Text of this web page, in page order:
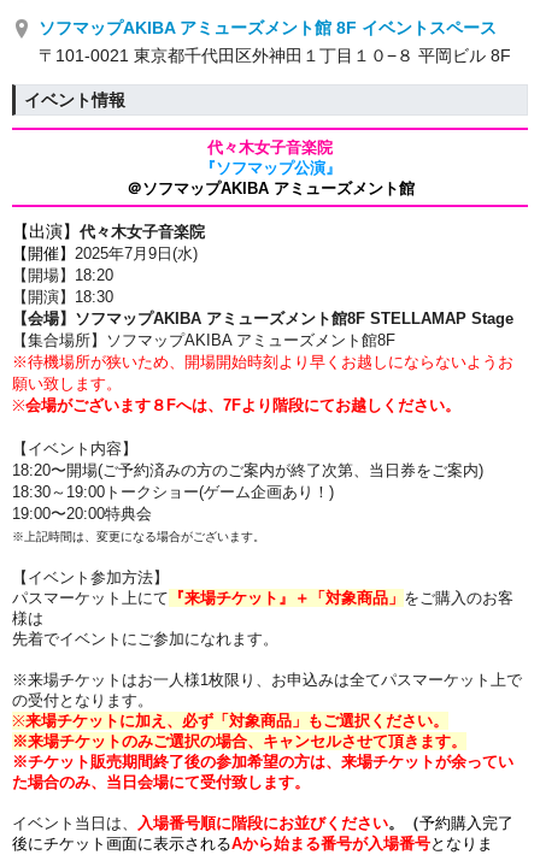
ソフマップAKIBA アミューズメント館 8F イベントスペース
〒101-0021 東京都千代田区外神田１丁目１０−８ 平岡ビル 8F
イベント情報
代々木女子音楽院
『ソフマップ公演』
＠ソフマップAKIBA アミューズメント館
【出演】 代々木女子音楽院
【開催】 2025年7月9 日(水)
【開場】18:20
【開演】18:30
【会場】ソフマップAKIBA アミューズメント館8F STELLAMAP Stage
【集合場所】
ソフマップAKIBA アミューズメント館8F
※待機場所が狭いため、開場開始時刻より早くお越しにならないようお
願い致します。
※会場がございます８Fへは、7Fより階段にてお越しください。
【イベント内容】
18:20〜開場(ご予約済みの方のご案内が終了次第、当日券をご案内)
18:30～19:00トークショー(ゲーム企画あり！)
19:00〜20:00特典会
※上記時間は、変更になる場合がございます。
【イベント参加方法】
パスマーケット上にて 『来場チケット』＋「対象商品」 をご購入のお客
様は
先着でイベントにご参加になれます。
※来場チケットはお一人様1枚限り、お申込みは全てパスマーケット上で
の受付となります。
※来場チケットに加え、必ず「対象商品」もご選択ください。
※来場チケットのみご選択の場合、キャンセルさせて頂きます。
※チケット販売期間終了後の参加希望の方は、来場チケットが余ってい
た場合のみ、当日会場にて受付致します。
イベント当日は、 入場番号順に階段にお並びください。 （予約購入完了
後にチケット画面に表示されるAから始まる番号が入場番号となりま